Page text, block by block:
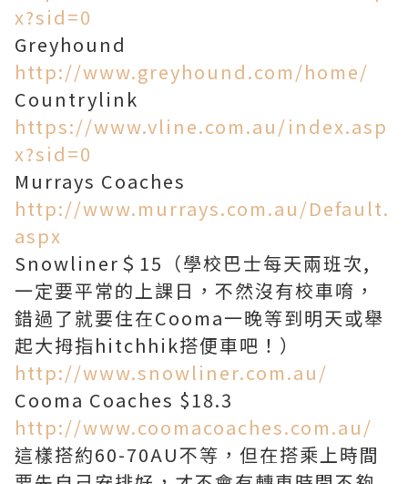
x?sid=0
Greyhound
http://www.greyhound.com/home/
Countrylink
https://www.vline.com.au/index.asp
x?sid=0
Murrays Coaches
http://www.murrays.com.au/Default.
aspx
Snowliner＄15（學校巴士每天兩班次,
一定要平常的上課日，不然沒有校車唷，
錯過了就要住在Cooma一晚等到明天或舉
起大拇指hitchhik搭便車吧！）
http://www.snowliner.com.au/
Cooma Coaches $18.3
http://www.coomacoaches.com.au/
這樣搭約60-70AU不等，但在搭乘上時間